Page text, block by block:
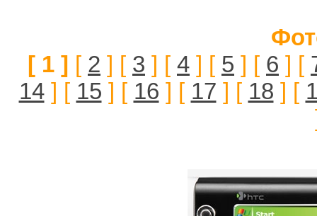
[ 1 ] [ 2 ] [ 3 ] [ 4 ] [ 5 ] [ 6 ] [
14] [ 15 ] [ 16 ] [ 17 ] [ 18 ] [